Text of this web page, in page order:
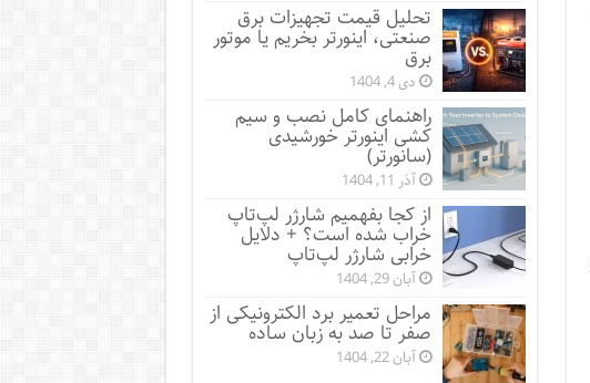
تحلیل قیمت تجهیزات برق
صنعتی، اینورتر بخریم یا موتور
برق
دی 4, 1404
راهنمای کامل نصب و سیم
کشی اینورتر خورشیدی
(سانورتر)
آذر 11, 1404
از کجا بفهمیم شارژر لپ‌تاپ
خراب شده است؟ + دلایل
خرابی شارژر لپ‌تاپ
آبان 29, 1404
مراحل تعمیر برد الکترونیکی از
صفر تا صد به زبان ساده
آبان 22, 1404